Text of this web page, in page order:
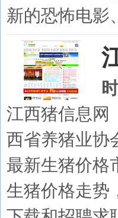
新的恐怖电影
江西猪信息网
西省养猪业协
最新生猪价格
生猪价格走势